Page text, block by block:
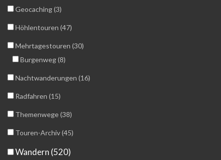
Geocaching (3)
Höhlentouren (47)
Mehrtagestouren (30)
Burgenweg (8)
Nachtwanderungen (16)
Radfahren (15)
Themenwege (38)
Touren-Archiv (45)
Wandern (520)